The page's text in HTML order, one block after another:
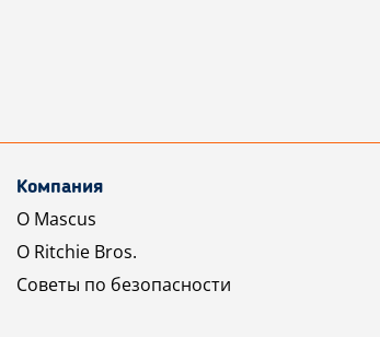
Компания
О Mascus
О Ritchie Bros.
Советы по безопасности